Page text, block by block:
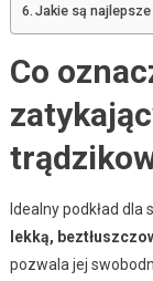
Jakie są
Co
Idealny podkład
lekką,
pozwala jej